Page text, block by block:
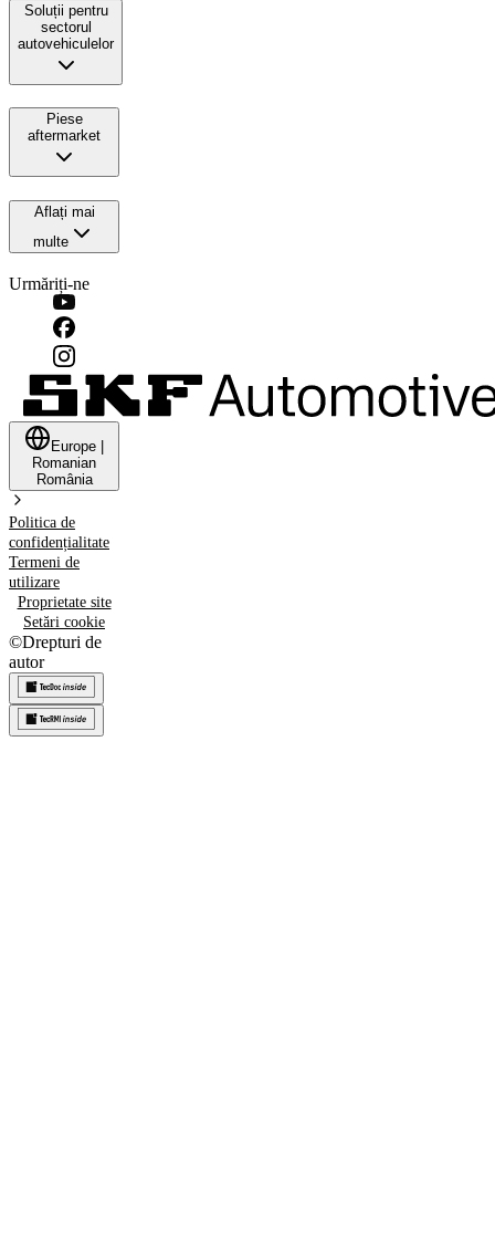
Soluții pentru
sectorul
autovehiculelor
Piese
aftermarket
Aflați mai
multe
Urmăriți-ne
Europe
Romanian
România
Politica de
confidențialitate
Termeni de
utilizare
Proprietate site
Setări cookie
©Drepturi de
autor